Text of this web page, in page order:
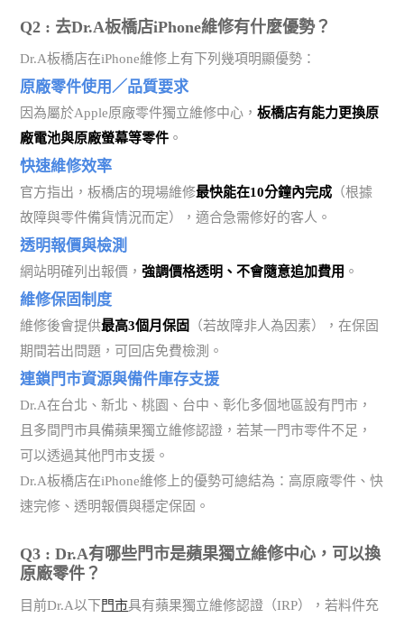
Q2 : 去Dr.A板橋店iPhone維修有什麼優勢？
Dr.A板橋店在iPhone維修上有下列幾項明顯優勢：
原廠零件使用／品質要求
因為屬於Apple原廠零件獨立維修中心，板橋店有能力更換原
廠電池與原廠螢幕等零件 。
快速維修效率
官方指出，板橋店的現場維修最快能在10分鐘內完成 （根據
故障與零件備貨情況而定），適合急需修好的客人。
透明報價與檢測
網站明確列出報價，強調價格透明、不會隨意追加費用 。
維修保固制度
維修後會提供最高3個月保固
（若故障非人為因素），在保固
期間若出問題，可回店免費檢測。
連鎖門市資源與備件庫存支援
Dr.A在台北、新北、桃園、台中、彰化多個地區設有門市，
且多間門市具備蘋果獨立維修認證，若某一門市零件不足，
可以透過其他門市支援。
Dr.A板橋店在iPhone維修上的優勢可總結為：高原廠零件、快
速完修、透明報價與穩定保固。
Q3 : Dr.A有哪些門市是蘋果獨立維修中心，可以換
原廠零件？
目前Dr.A以下 門市具有蘋果獨立維修認證（IRP），若料件充